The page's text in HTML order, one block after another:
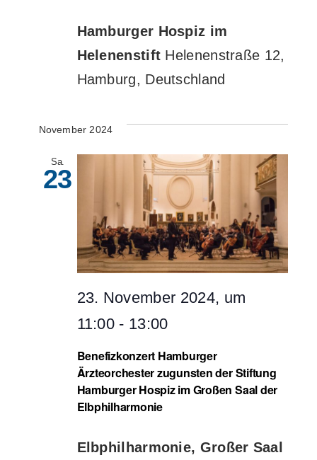
Hamburger Hospiz im
Helenenstift Helenenstraße 12,
Hamburg, Deutschland
November 2024
Sa.
23
Benefizkonzert Hamburger
Ärzteorchester zugunsten der Stiftung
Hamburger Hospiz im Großen Saal der
Elbphilharmonie
23. November 2024, um
11:00 - 13:00
Elbphilharmonie, Großer Saal